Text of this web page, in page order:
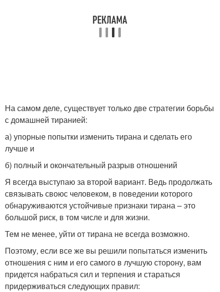
На самом деле, существует только две стратегии борьбы
с домашней тиранией:
а) упорные попытки изменить тирана и сделать его
лучше и
б) полный и окончательный разрыв отношений
Я всегда выступаю за второй вариант. Ведь продолжать
связывать своюс человеком, в поведении которого
обнаруживаются устойчивые признаки тирана – это
большой риск, в том числе и для жизни.
Тем не менее, уйти от тирана не всегда возможно.
Поэтому, если все же вы решили попытаться изменить
отношения с ним и его самого в лучшую сторону, вам
придется набраться сил и терпения и стараться
придерживаться следующих правил: